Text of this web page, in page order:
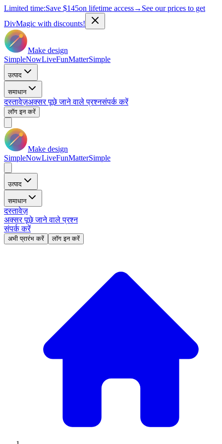
Limited time:Save $145on lifetime access→ See our prices to get
DivMagic with discounts!
Make design
SimpleNowLiveFunMatterSimple
उत्पाद
समाधान
दस्तावेज़अक्सर पूछे जाने वाले प्रश्नसंपर्क करें
लॉग इन करें
Make design
SimpleNowLiveFunMatterSimple
उत्पाद
समाधान
दस्तावेज़
अक्सर पूछे जाने वाले प्रश्न
संपर्क करें
अभी प्रारंभ करें लॉग इन करें